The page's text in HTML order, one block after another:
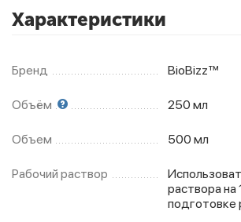
Характеристики
Бренд BioBizz™
Объём 250 мл
Объем 500 мл
Рабочий раствор
раствора на
подготовке